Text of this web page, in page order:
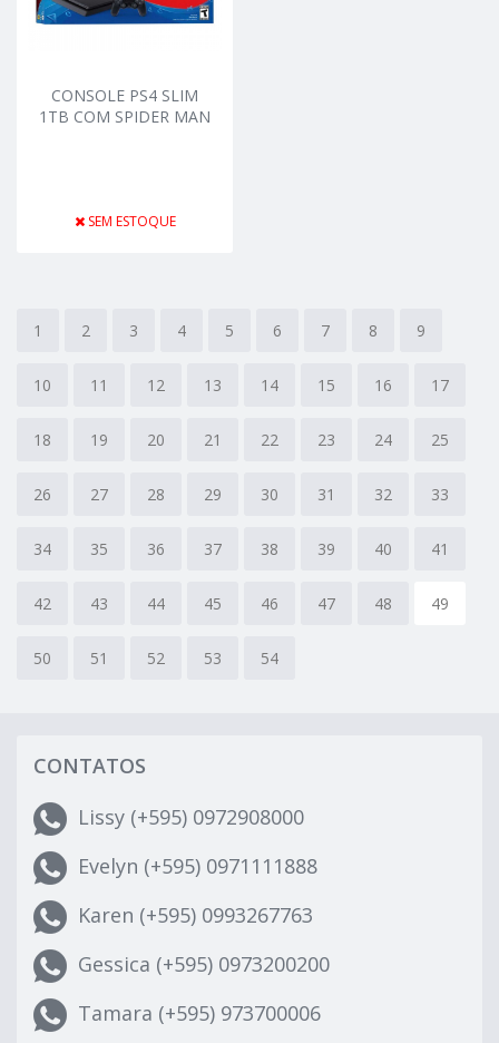
CONSOLE PS4 SLIM
1TB COM SPIDER MAN
SEM ESTOQUE
1 2 3 4 5 6 7 8 9
10 11 12 13 14 15 16 17
18 19 20 21 22 23 24 25
26 27 28 29 30 31 32 33
34 35 36 37 38 39 40 41
42 43 44 45 46 47 48 49
50 51 52 53 54
CONTATOS
Lissy (+595) 0972908000
Evelyn (+595) 0971111888
Karen (+595) 0993267763
Gessica (+595) 0973200200
Tamara (+595) 973700006